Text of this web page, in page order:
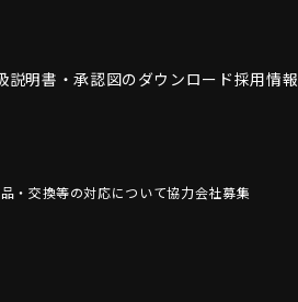
説明書・承認図のダウンロード採用情報
・交換等の対応について協力会社募集